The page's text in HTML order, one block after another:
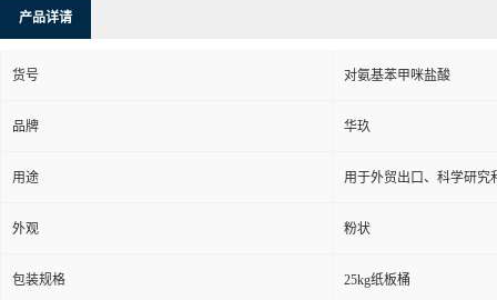
产品详请
货号 对氨基苯甲咪盐酸
品牌 华玖
用途 用于外贸出口、科学研究
外观 粉状
包装规格 25kg纸板桶